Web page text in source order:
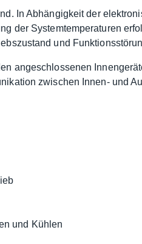
In Abhängigkeit der
der Systemtemperaturen
und
angeschlossenen
zwischen Innen- und
und Kühlen